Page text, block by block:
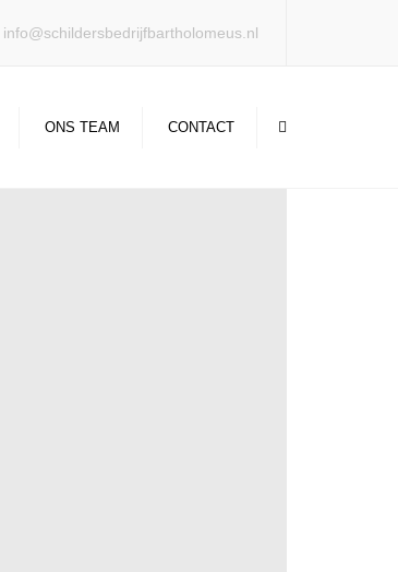
info@schildersbedrijfbartholomeus.nl
ONS TEAM CONTACT